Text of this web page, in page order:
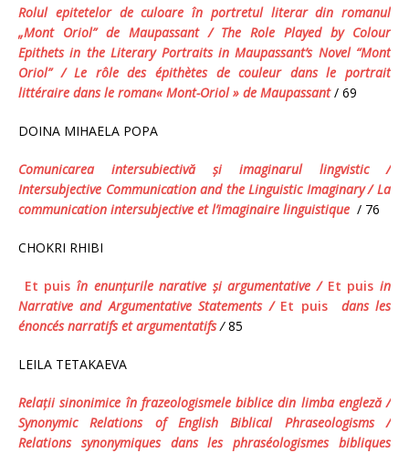
Rolul epitetelor de culoare în portretul literar din romanul
„Mont Oriol” de Maupassant / The Role Played by Colour
Epithets in the Literary Portraits in Maupassant’s Novel “Mont
Oriol”/ Le rôle des épithètes de couleur dans le portrait
littéraire dans le roman« Mont-Oriol » de Maupassant/ 69
DOINA MIHAELA POPA
Comunicarea intersubiectivă şi imaginarul lingvistic /
Intersubjective Communication and the Linguistic Imaginary/ La
communication intersubjective et l’imaginaire linguistique / 76
CHOKRI RHIBI
Et puis în enunţurile narative şi argumentative / Et puisin
Narrative and Argumentative Statements/ Et puisdans les
énoncés narratifs et argumentatifs /85
LEILA TETAKAEVA
Relaţii sinonimice în frazeologismele biblice din limba engleză/
Synonymic Relations of English Biblical Phraseologisms /
Relations synonymiques dans les phraséologismes bibliques